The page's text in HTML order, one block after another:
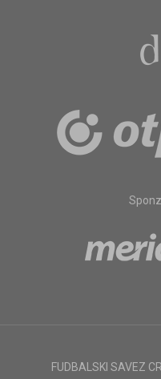
FUDBALSKI SAVEZ